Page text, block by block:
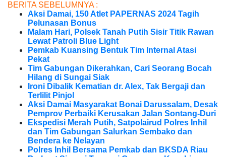
BERITA SEBELUMNYA :
Aksi Damai, 150 Atlet PAPERNAS 2024 Tagih
Pelunasan Bonus
Malam Hari, Polsek Tanah Putih Sisir Titik Rawan
Lewat Patroli Blue Light
Pemkab Kuansing Bentuk Tim Internal Atasi
Pekat
Tim Gabungan Dikerahkan, Cari Seorang Bocah
Hilang di Sungai Siak
Ironi Dibalik Kematian dr. Alex, Tak Bergaji dan
Terlilit Pinjol
Aksi Damai Masyarakat Bonai Darussalam, Desak
Pemprov Perbaiki Kerusakan Jalan Sontang-Duri
Ekspedisi Merah Putih, Satpolairud Polres Inhil
dan Tim Gabungan Salurkan Sembako dan
Bendera ke Nelayan
Polres Inhil Bersama Pemkab dan BKSDA Riau